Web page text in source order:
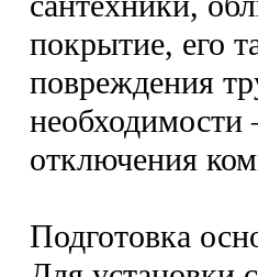
покрытие, его
повреждения
необходимости
отключения
Подготовка